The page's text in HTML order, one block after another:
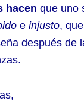
hacen que uno
e injusto,
después de